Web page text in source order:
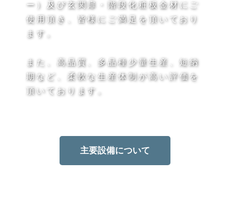
ー）及び 玄関扉・階段 化粧板金材にご
使用頂き、
皆様にご満足を頂いており
ます。
また、高品質、多品種少量生産、短納
期など、 柔軟な生産体制が高い評価を
頂いております。
主要設備について